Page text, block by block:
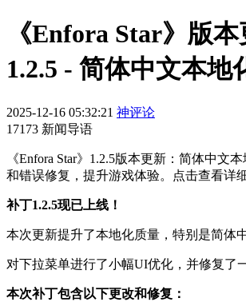
《Enfora Star》版
1.2.5 - 简体中文本地
2025-12-16 05:32:21 神评论
17173 新闻导语
《Enfora Star》1.2.5版本更新：简体中文
和错误修复，提升游戏体验。点击查看详
补丁1.2.5现已上线！
本次更新提升了本地化质量，特别是简体
对下拉菜单进行了小幅UI优化，并修复了
本次补丁包含以下更改和修复：